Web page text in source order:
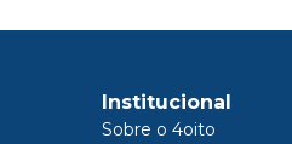
Institucional
Sobre o 4oito